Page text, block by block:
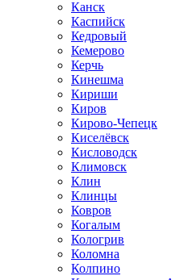
Канск
Каспийск
Кедровый
Кемерово
Керчь
Кинешма
Кириши
Киров
Кирово-Чепецк
Киселёвск
Кисловодск
Климовск
Клин
Клинцы
Ковров
Когалым
Кологрив
Коломна
Колпино